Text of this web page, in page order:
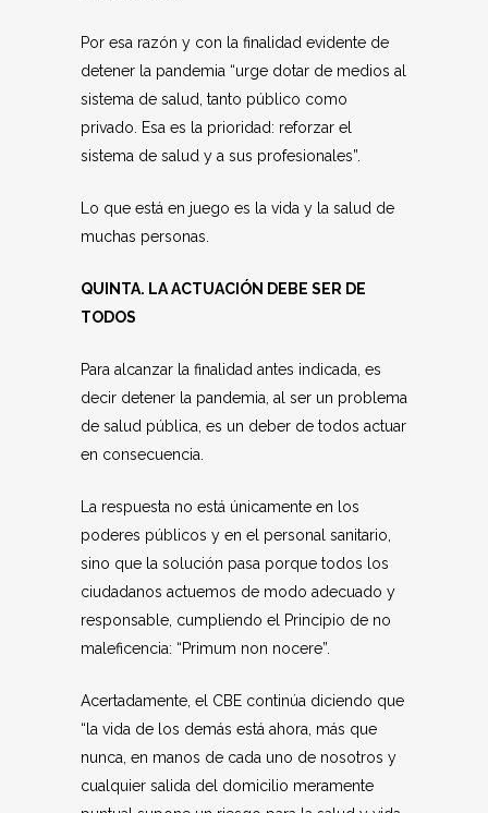
Por esa razón y con la finalidad evidente de
detener la pandemia “urge dotar de medios al
sistema de salud, tanto público como
privado. Esa es la prioridad: reforzar el
sistema de salud y a sus profesionales”.
Lo que está en juego es la vida y la salud de
muchas personas.
QUINTA. LA ACTUACIÓN DEBE SER DE
TODOS
Para alcanzar la finalidad antes indicada, es
decir detener la pandemia, al ser un problema
de salud pública, es un deber de todos actuar
en consecuencia.
La respuesta no está únicamente en los
poderes públicos y en el personal sanitario,
sino que la solución pasa porque todos los
ciudadanos actuemos de modo adecuado y
responsable, cumpliendo el Principio de no
maleficencia: “Primum non nocere”.
Acertadamente, el CBE continúa diciendo que
“la vida de los demás está ahora, más que
nunca, en manos de cada uno de nosotros y
cualquier salida del domicilio meramente